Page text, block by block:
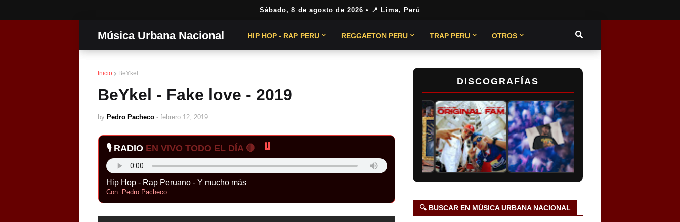
Sábado, 8 de agosto de 2026 • 📍 Lima, Perú
Música Urbana Nacional HIP HOP - RAP PERU REGGAETON PERU TRAP PERU OTROS
Inicio BeYkel
BeYkel - Fake love - 2019
by Pedro Pacheco - febrero 12, 2019
🎙️ RADIO EN VIVO TODO EL DÍA 🔴
Hip Hop - Rap Peruano - Y mucho más
Con: Pedro Pacheco
DISCOGRAFÍAS
🔍 BUSCAR EN MÚSICA URBANA NACIONAL